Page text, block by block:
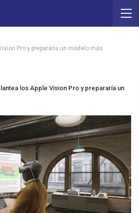
Pro y prepararía un modelo más
los Apple Vision Pro y prepararía un